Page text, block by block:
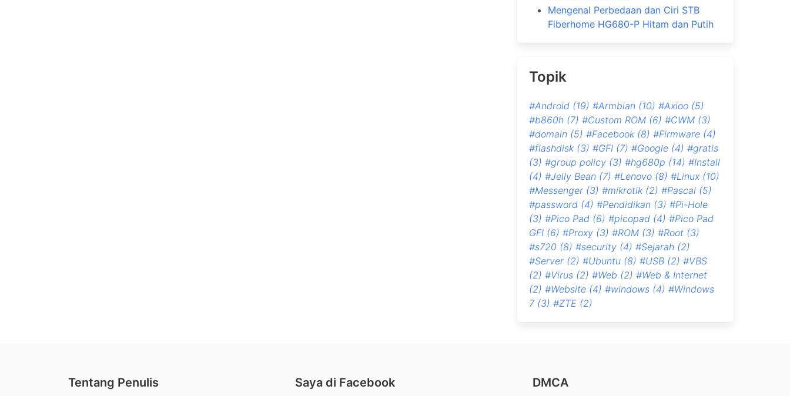
Mengenal Perbedaan dan Ciri STB
Fiberhome HG680-P Hitam dan Putih
Topik
#Android(19) #Armbian(10) #Axioo(5)
#b860h(7) #Custom ROM(6) #CWM(3)
#domain(5) #Facebook(8) #Firmware(4)
#flashdisk(3) #GFI(7) #Google(4) #gratis
(3) #group policy(3) #hg680p (14) #Install
(4) #Jelly Bean(7) #Lenovo(8) #Linux(10)
#Messenger(3) #mikrotik(2) #Pascal(5)
#password(4) #Pendidikan(3) #Pi-Hole
(3) #Pico Pad(6) #picopad(4) #Pico Pad
GFI(6) #Proxy(3) #ROM(3) #Root(3)
#s720(8) #security(4) #Sejarah(2)
#Server(2) #Ubuntu(8) #USB(2) #VBS
(2) #Virus(2) #Web (2) #Web & Internet
(2) #Website(4) #windows(4) #Windows
7(3) #ZTE(2)
Tentang Penulis Saya di Facebook DMCA